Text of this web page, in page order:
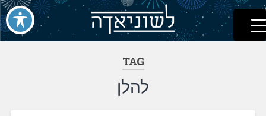
דלג
לתוכן
לשוניאדה
עברית. לשון. שפה
TAG
להלן